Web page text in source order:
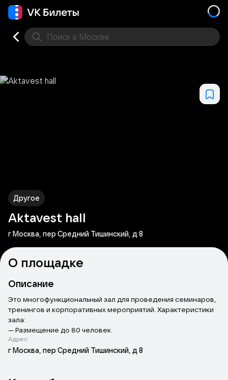
Поиск в Москве
Другое
Aktavest hall
г Москва, пер Средний Тишинский, д 8
О площадке
Описание
Это многофункциональный зал для проведения семинаров,
тренингов и корпоративных мероприятий. Характеристики
зала:
— Размещение до 80 человек.
— Профессиональный звук.
— Проектор и экран.
Адрес
г Москва, пер Средний Тишинский, д 8